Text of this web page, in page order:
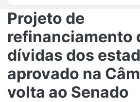
Projeto de
refinanciamento
dívidas dos
aprovado na
volta ao Senado